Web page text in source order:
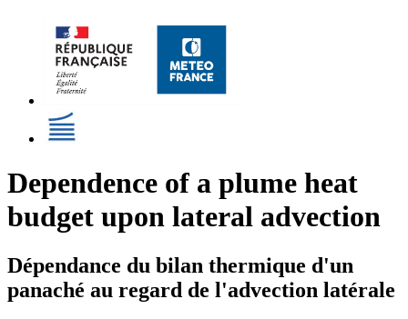
Dependence of a plume heat
budget upon lateral advection
Dépendance du bilan thermique d'un
panaché au regard de l'advection latérale